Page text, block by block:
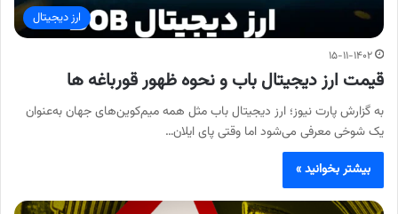
ارز دیجیتال
۱۵-۱۱-۱۴۰۲
قیمت ارز دیجیتال باب و نحوه ظهور قورباغه ها
به گزارش پارت نیوز؛ ارز دیجیتال باب مثل همه میم‌کوین‌های جهان به‌عنوان
یک شوخی معرفی می‌شود اما وقتی پای ایلان…
بیشتر بخوانید »